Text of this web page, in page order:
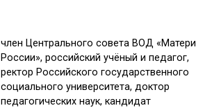
член Центрального совета ВОД «Матери
России», российский учёный и педагог,
ректор Российского государственного
социального университета, доктор
педагогических наук, кандидат